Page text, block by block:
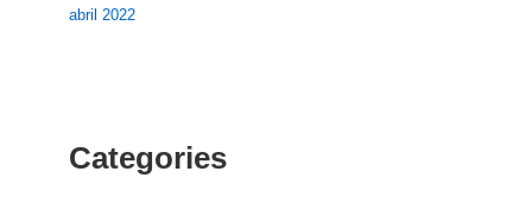
abril 2022
Categories